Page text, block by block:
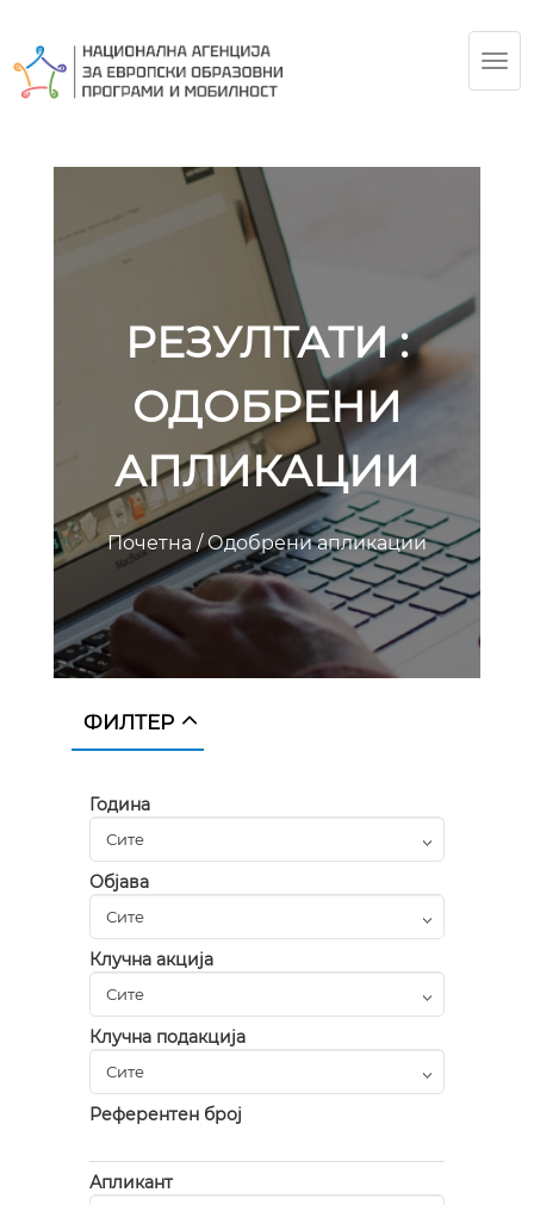
РЕЗУЛТАТИ :
ОДОБРЕНИ
АПЛИКАЦИИ
Почетна /Одобрени апликации
ФИЛТЕР
Година
Објава
Клучна акција
Клучна подакција
Референтен број
Апликант